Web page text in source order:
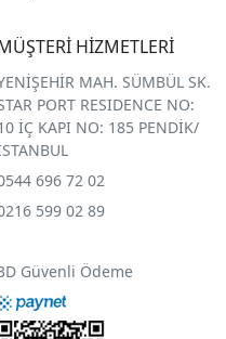
HİZMETLERİ
MAH. SÜMBÜL SK.
PORT RESIDENCE NO:
İÇ KAPI NO: 185 PENDİK/
696 72 02
599 02 89
Güvenli Ödeme